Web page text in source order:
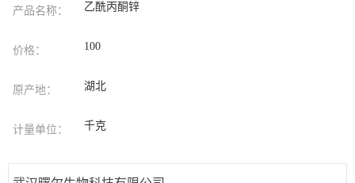
产品名称： 乙酰丙酮锌
价格： 100
原产地： 湖北
计量单位： 千克